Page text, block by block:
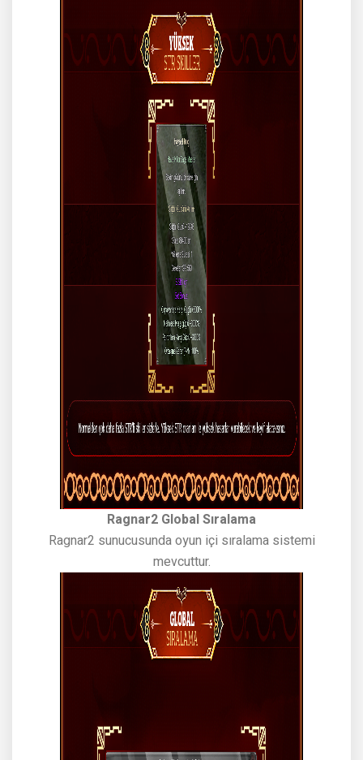
Ragnar2 Global Sıralama
Ragnar2 sunucusunda oyun içi sıralama sistemi
mevcuttur.